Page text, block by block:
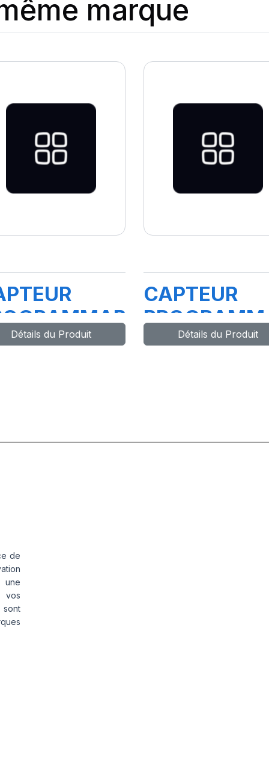
marque
SENSOR-
Détails du Produit
CAPTEUR
EZ SENSOR-
Détails du Produit
de
une
vos